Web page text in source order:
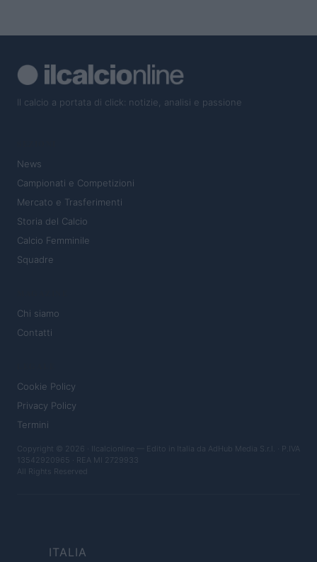
Il calcio a portata di click: notizie, analisi e passione
News
Campionati e Competizioni
Mercato e Trasferimenti
Storia del Calcio
Calcio Femminile
Squadre
Chi siamo
Contatti
Cookie Policy
Privacy Policy
Termini
Copyright © 2026 · Ilcalcionline — Edito in Italia da AdHub Media S.r.l. · P.IVA
13542920965 · REA MI 2729933
All Rights Reserved
ITALIA